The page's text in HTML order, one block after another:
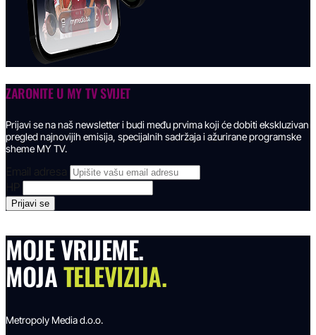
ZARONITE U MY TV SVIJET
Prijavi se na naš newsletter i budi među prvima koji će dobiti ekskluzivan
pregled najnovijih emisija, specijalnih sadržaja i ažurirane programske
sheme MY TV.
Email adresa
MOJE VRIJEME.
MOJATELEVIZIJA.
Metropoly Media d.o.o.